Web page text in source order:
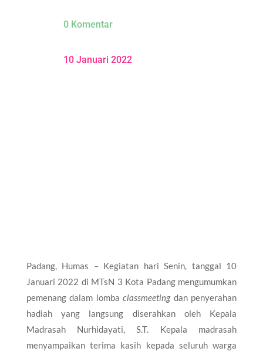
0 Komentar
10 Januari 2022
Padang, Humas – Kegiatan hari Senin, tanggal 10
Januari 2022 di MTsN 3 Kota Padang mengumumkan
pemenang dalam lombaclassmeetingdan penyerahan
hadiah yang langsung diserahkan oleh Kepala
Madrasah Nurhidayati, S.T. Kepala madrasah
menyampaikan terima kasih kepada seluruh warga